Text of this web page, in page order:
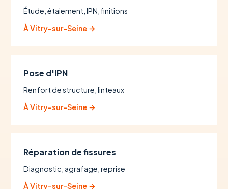
Étude, étaiement, IPN, finitions
À Vitry-sur-Seine →
Pose d'IPN
Renfort de structure, linteaux
À Vitry-sur-Seine →
Réparation de fissures
Diagnostic, agrafage, reprise
À Vitry-sur-Seine →